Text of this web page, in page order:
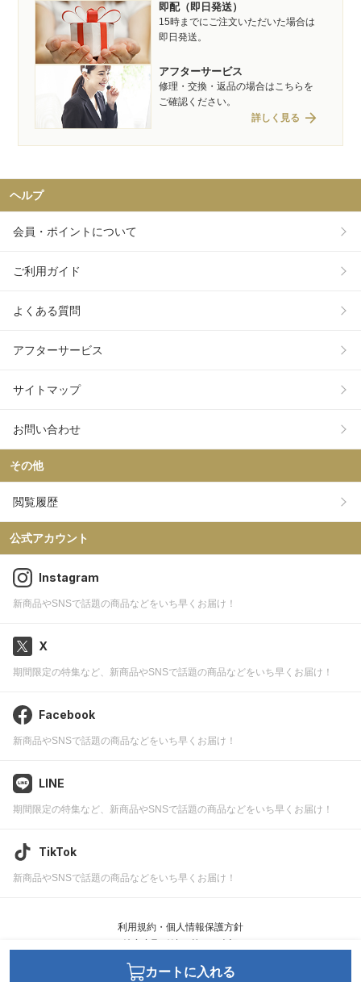
カートに入れる
即配（即日発送）
15時までにご注文いただいた場合は
即日発送。
アフターサービス
修理・交換・返品の場合はこちらを
ご確認ください。
詳しく見る arrow_forward
ヘルプ
会員・ポイントについて
ご利用ガイド
よくある質問
アフターサービス
サイトマップ
お問い合わせ
その他
閲覧履歴
公式アカウント
Instagram
新商品やSNSで話題の商品などをいち早くお届け！
X
期間限定の特集など、新商品やSNSで話題の商品などをいち早くお届け！
Facebook
新商品やSNSで話題の商品などをいち早くお届け！
LINE
期間限定の特集など、新商品やSNSで話題の商品などをいち早くお届け！
TikTok
新商品やSNSで話題の商品などをいち早くお届け！
利用規約・個人情報保護方針
JWell ©leafworks, Inc.